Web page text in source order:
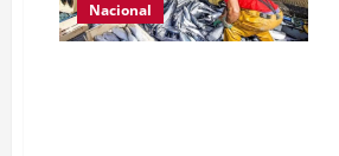
de
actividad
del
Nacional